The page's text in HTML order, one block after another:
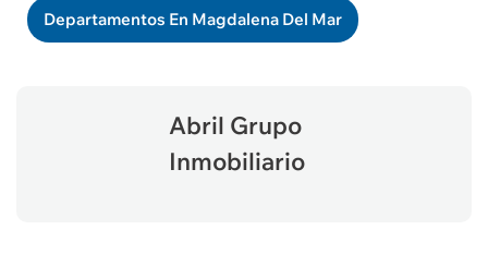
Departamentos En Magdalena Del Mar
Abril Grupo
Inmobiliario